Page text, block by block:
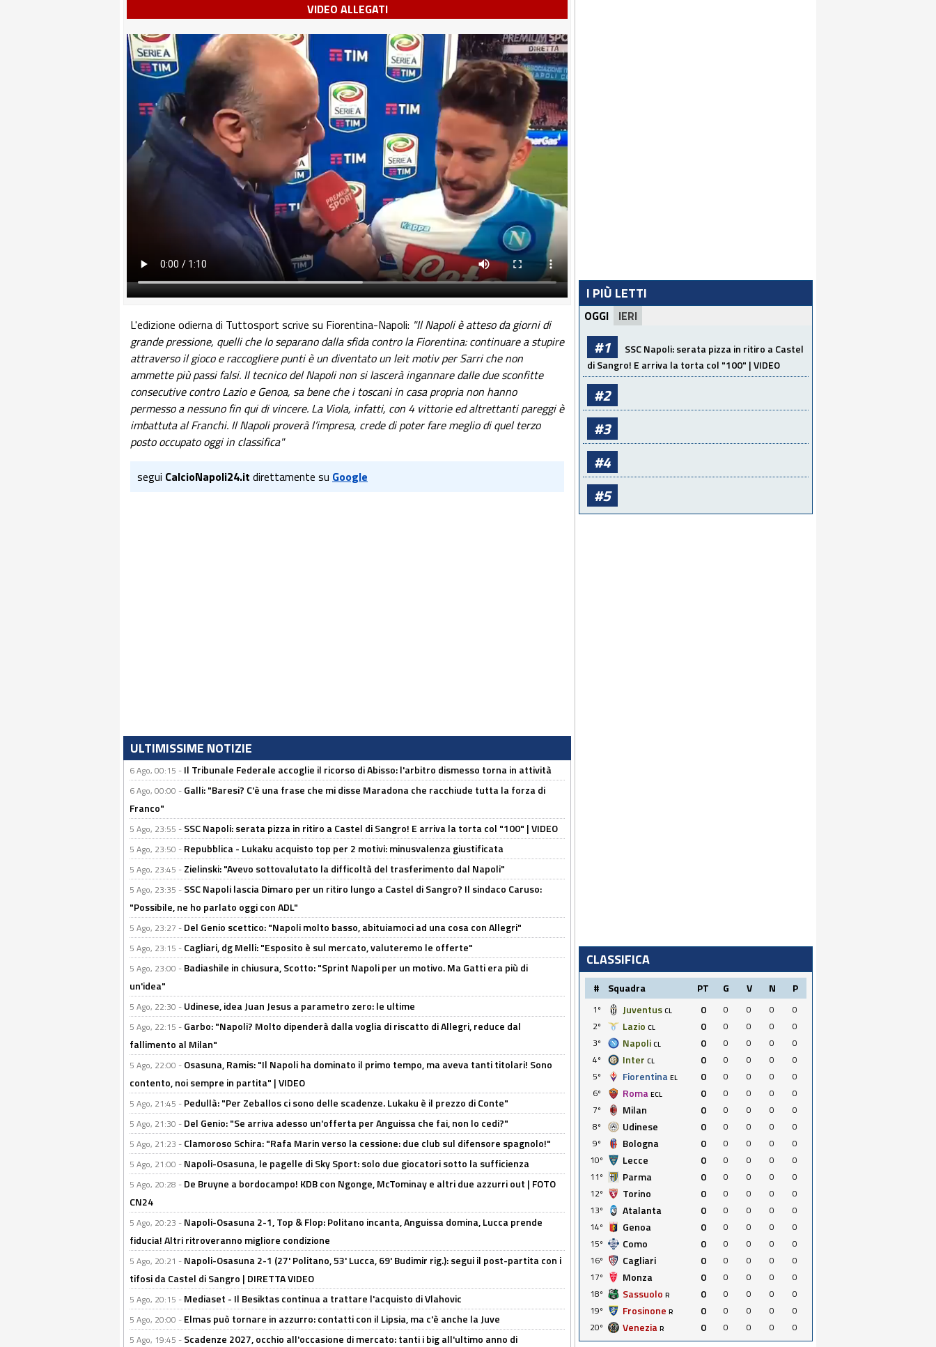
VIDEO ALLEGATI
L'edizione odierna di Tuttosport scrive su Fiorentina-Napoli: "Il Napoli è atteso da giorni di
grande pressione, quelli che lo separano dalla sfida contro la Fiorentina: continuare a stupire
attraverso il gioco e raccogliere punti è un diventato un leit motiv per Sarri che non
ammette più passi falsi. Il tecnico del Napoli non si lascerà ingannare dalle due sconfitte
consecutive contro Lazio e Genoa, sa bene che i toscani in casa propria non hanno
permesso a nessuno fin qui di vincere. La Viola, infatti, con 4 vittorie ed altrettanti pareggi è
imbattuta al Franchi. Il Napoli proverà l’impresa, crede di poter fare meglio di quel terzo
posto occupato oggi in classifica"
segui CalcioNapoli24.it direttamente su Google
ULTIMISSIME NOTIZIE
6 Ago, 00:15 - Il Tribunale Federale accoglie il ricorso di Abisso: l'arbitro dismesso torna in attività
6 Ago, 00:00 - Galli: "Baresi? C'è una frase che mi disse Maradona che racchiude tutta la forza di
Franco"
5 Ago, 23:55 - SSC Napoli: serata pizza in ritiro a Castel di Sangro! E arriva la torta col "100" | VIDEO
5 Ago, 23:50 - Repubblica - Lukaku acquisto top per 2 motivi: minusvalenza giustificata
5 Ago, 23:45 - Zielinski: "Avevo sottovalutato la difficoltà del trasferimento dal Napoli"
5 Ago, 23:35 - SSC Napoli lascia Dimaro per un ritiro lungo a Castel di Sangro? Il sindaco Caruso:
"Possibile, ne ho parlato oggi con ADL"
5 Ago, 23:27 - Del Genio scettico: "Napoli molto basso, abituiamoci ad una cosa con Allegri"
5 Ago, 23:15 - Cagliari, dg Melli: "Esposito è sul mercato, valuteremo le offerte"
5 Ago, 23:00 - Badiashile in chiusura, Scotto: "Sprint Napoli per un motivo. Ma Gatti era più di
un'idea"
5 Ago, 22:30 - Udinese, idea Juan Jesus a parametro zero: le ultime
5 Ago, 22:15 - Garbo: "Napoli? Molto dipenderà dalla voglia di riscatto di Allegri, reduce dal
fallimento al Milan"
5 Ago, 22:00 - Osasuna, Ramis: "Il Napoli ha dominato il primo tempo, ma aveva tanti titolari! Sono
contento, noi sempre in partita" | VIDEO
5 Ago, 21:45 - Pedullà: "Per Zeballos ci sono delle scadenze. Lukaku è il prezzo di Conte"
5 Ago, 21:30 - Del Genio: "Se arriva adesso un'offerta per Anguissa che fai, non lo cedi?"
5 Ago, 21:23 - Clamoroso Schira: "Rafa Marin verso la cessione: due club sul difensore spagnolo!"
5 Ago, 21:00 - Napoli-Osasuna, le pagelle di Sky Sport: solo due giocatori sotto la sufficienza
5 Ago, 20:28 - De Bruyne a bordocampo! KDB con Ngonge, McTominay e altri due azzurri out | FOTO
CN24
5 Ago, 20:23 - Napoli-Osasuna 2-1, Top & Flop: Politano incanta, Anguissa domina, Lucca prende
fiducia! Altri ritroveranno migliore condizione
5 Ago, 20:21 - Napoli-Osasuna 2-1 (27' Politano, 53' Lucca, 69' Budimir rig.): segui il post-partita con i
tifosi da Castel di Sangro | DIRETTA VIDEO
5 Ago, 20:15 - Mediaset - Il Besiktas continua a trattare l'acquisto di Vlahovic
5 Ago, 20:00 - Elmas può tornare in azzurro: contatti con il Lipsia, ma c'è anche la Juve
5 Ago, 19:45 - Scadenze 2027, occhio all'occasione di mercato: tanti i big all'ultimo anno di
I PIÙ LETTI
OGGI IERI
#1
SSC Napoli: serata pizza in ritiro a Castel
di Sangro! E arriva la torta col "100" | VIDEO
#2
#3
#4
#5
CLASSIFICA
# Squadra PT G V N P
1º Juventus CL 0 0 0 0
0
2º
Lazio CL 0 0 0 0
0
3º
Napoli CL 0 0 0 0
0
4º
Inter CL 0 0 0 0
0
5º
Fiorentina EL 0 0 0 0
0
6º
Roma ECL 0 0 0 0
0
7º
Milan 0 0 0 0
0
8º
Udinese 0 0 0 0
0
9º
Bologna 0 0 0 0
0
10º
Lecce 0 0 0 0
0
11º
Parma 0 0 0 0
0
12º
Torino 0 0 0 0
0
13º
Atalanta 0 0 0 0
0
14º
Genoa 0 0 0 0
0
15º
Como 0 0 0 0
0
16º
Cagliari 0 0 0 0
0
17º
Monza 0 0 0 0
0
18º
Sassuolo R 0 0 0 0
0
19º
Frosinone R 0 0 0 0
0
20º
Venezia R 0 0 0 0 0